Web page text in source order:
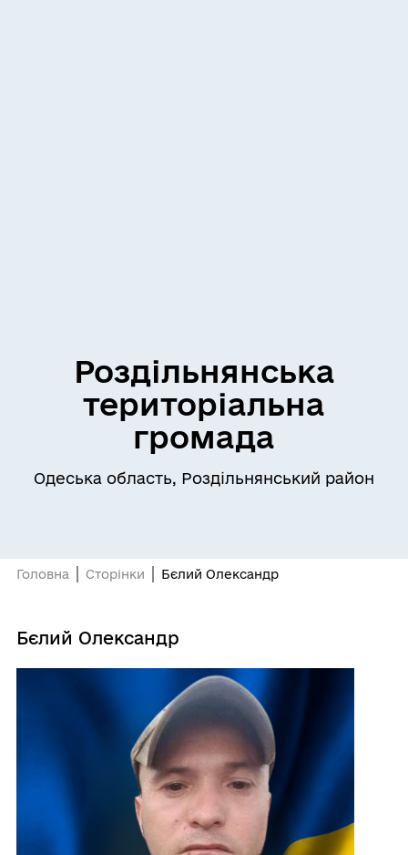
Роздільнянська
територіальна
громада
Одеська область, Роздільнянський район
Головна Сторінки Бєлий Олександр
Бєлий Олександр